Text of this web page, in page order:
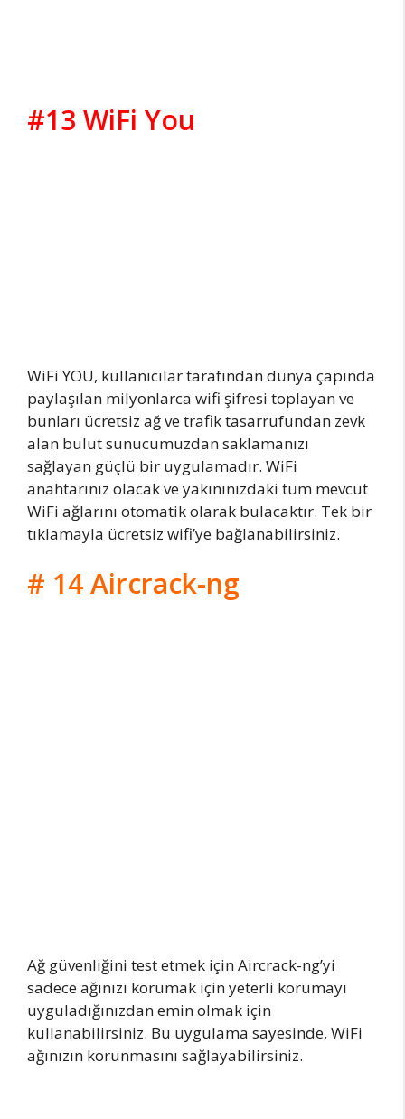
#13 WiFi You
WiFi YOU, kullanıcılar tarafından dünya çapında
paylaşılan milyonlarca wifi şifresi toplayan ve
bunları ücretsiz ağ ve trafik tasarrufundan zevk
alan bulut sunucumuzdan saklamanızı
sağlayan güçlü bir uygulamadır. WiFi
anahtarınız olacak ve yakınınızdaki tüm mevcut
WiFi ağlarını otomatik olarak bulacaktır. Tek bir
tıklamayla ücretsiz wifi’ye bağlanabilirsiniz.
# 14 Aircrack-ng
Ağ güvenliğini test etmek için Aircrack-ng’yi
sadece ağınızı korumak için yeterli korumayı
uyguladığınızdan emin olmak için
kullanabilirsiniz. Bu uygulama sayesinde, WiFi
ağınızın korunmasını sağlayabilirsiniz.